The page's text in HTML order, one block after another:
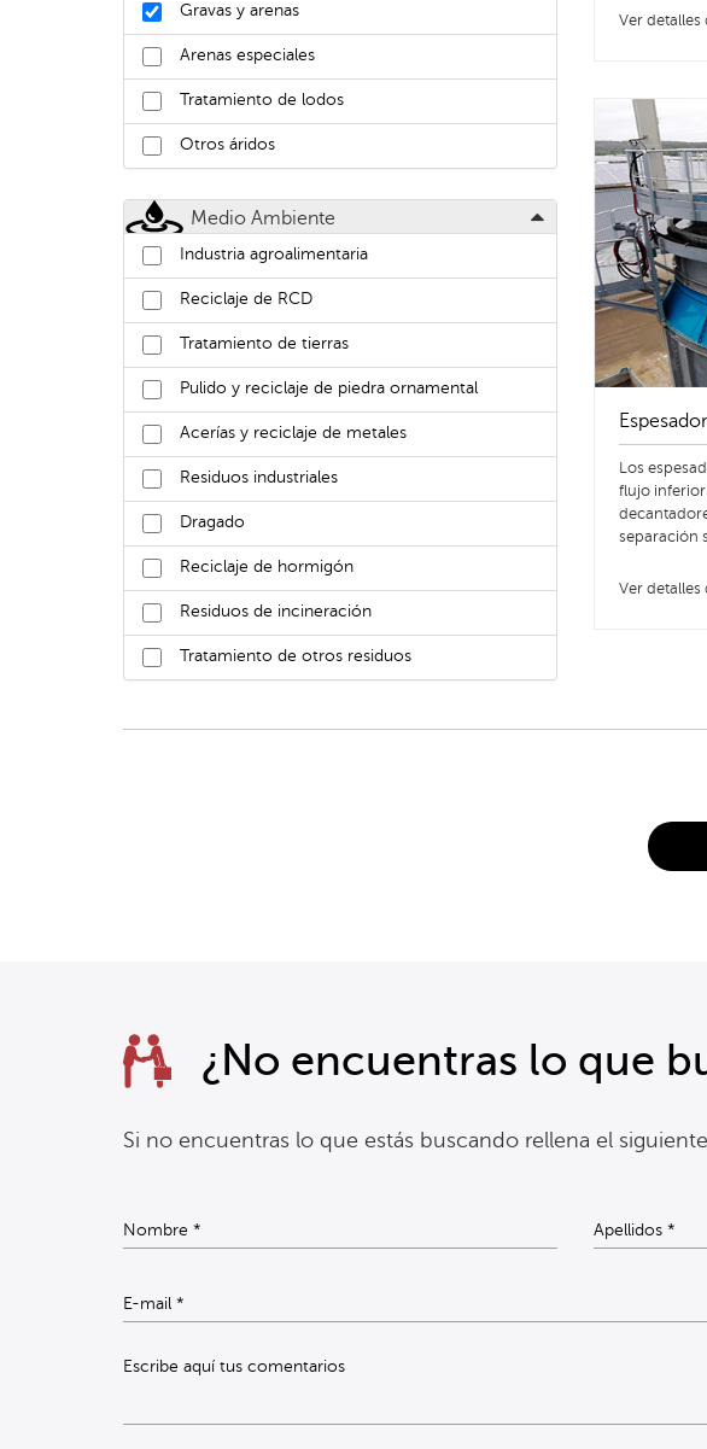
Gravas y arenas
Arenas especiales
Tratamiento de lodos
Otros áridos
Medio Ambiente
Industria agroalimentaria
Reciclaje de RCD
Tratamiento de tierras
Pulido y reciclaje de piedra ornamental
Acerías y reciclaje de metales
Residuos industriales
Dragado
Reciclaje de hormigón
Residuos de incineración
Tratamiento de otros residuos
Ver
Los
flujo
separación
Ver
¿No encuentras lo que
Si no encuentras lo que estás buscando rellena el
Escribe aquí tus comentarios